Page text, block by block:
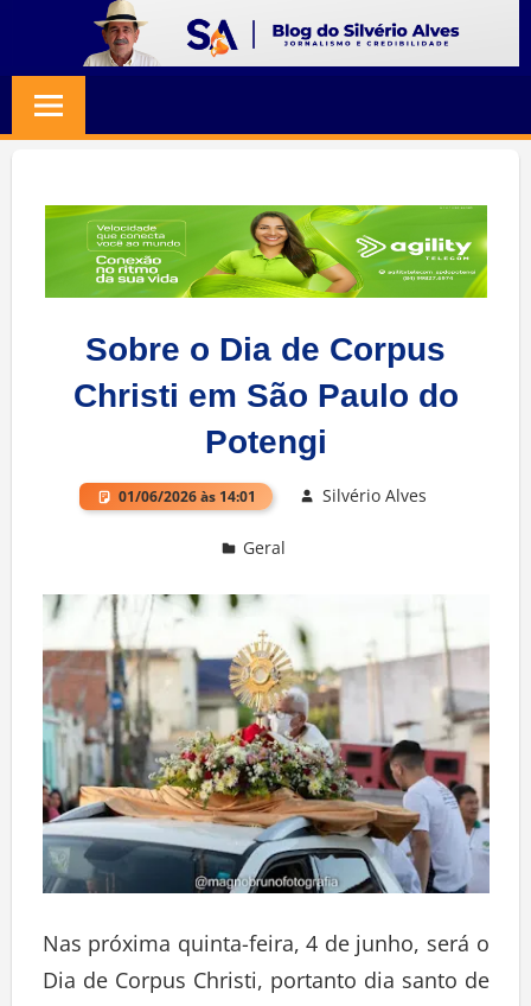
content
SILVERIO
ALVES
Jornalismo
Credibilidade
Sobre o Dia de Corpus
Christi em São Paulo do
Potengi
01/06/2026 às 14:01 Silvério Alves
Geral
Nas próxima quinta-feira, 4 de junho, será o
Dia de Corpus Christi, portanto dia santo de